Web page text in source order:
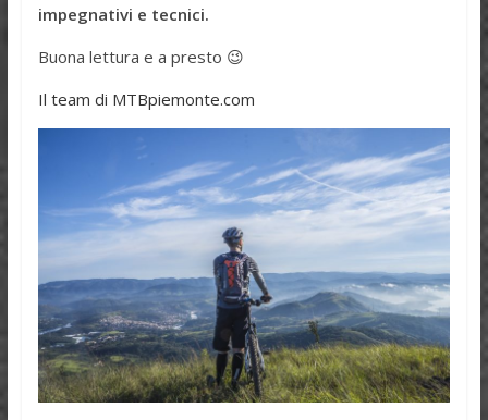
impegnativi e tecnici.
Buona lettura e a presto 😉
Il team di MTBpiemonte.com